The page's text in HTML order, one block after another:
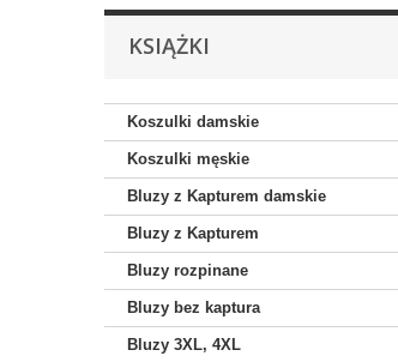
KSIĄŻKI
Koszulki damskie
Koszulki męskie
Bluzy z Kapturem damskie
Bluzy z Kapturem
Bluzy rozpinane
Bluzy bez kaptura
Bluzy 3XL, 4XL